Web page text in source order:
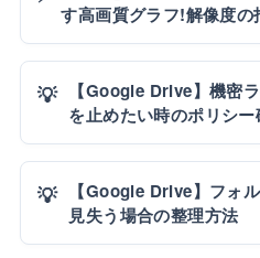
す高画質グラフ!解像度の
💡
【Google Drive】機密
を止めたい時のポリシー
💡
【Google Drive】フォ
見失う場合の整理方法